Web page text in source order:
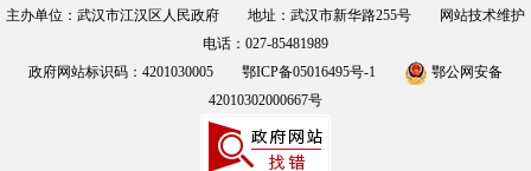
主办单位：武汉市江汉区人民政府 地址：武汉市新华路255号 网站技术维护
电话：027-85481989
政府网站标识码：4201030005 鄂ICP备05016495号-1
鄂公网安备
42010302000667号